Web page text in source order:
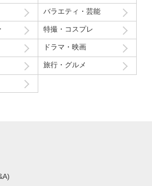
バラエティ・芸能
特撮・コスプレ
ドラマ・映画
旅行・グルメ